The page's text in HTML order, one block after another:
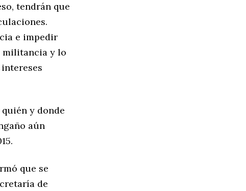
tendrán que
e impedir
militancia y lo
y donde
aún
que se
de